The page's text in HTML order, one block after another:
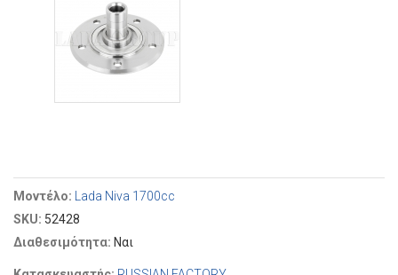
Μοντέλο:
Lada Niva 1700cc
SKU: 52428
Διαθεσιμότητα: Ναι